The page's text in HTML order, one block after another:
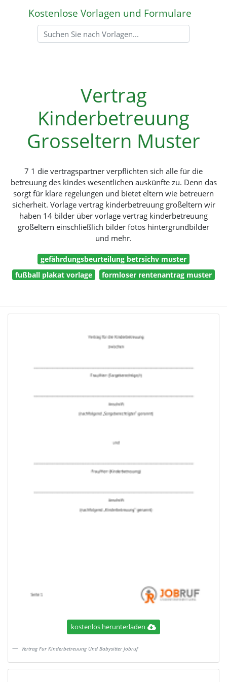
Kostenlose Vorlagen und Formulare
Vertrag
Kinderbetreuung
Grosseltern Muster
7 1 die vertragspartner verpflichten sich alle für die
betreuung des kindes wesentlichen auskünfte zu. Denn das
sorgt für klare regelungen und bietet eltern wie betreuern
sicherheit. Vorlage vertrag kinderbetreuung großeltern wir
haben 14 bilder über vorlage vertrag kinderbetreuung
großeltern einschließlich bilder fotos hintergrundbilder
und mehr.
gefährdungsbeurteilung betrsichv muster
fußball plakat vorlage
formloser rentenantrag muster
kostenlos herunterladen
Vertrag Fur Kinderbetreuung Und Babysitter Jobruf